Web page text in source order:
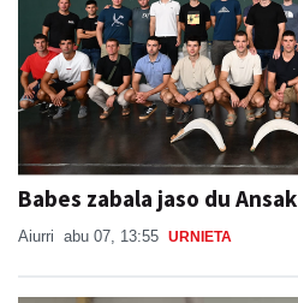
Babes zabala jaso du Ansak
Aiurri abu 07, 13:55 URNIETA